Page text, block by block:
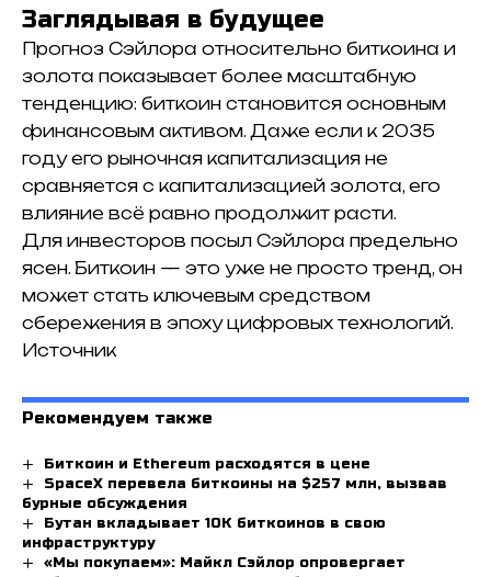
Заглядывая в будущее
Прогноз Сэйлора относительно биткоина и
золота показывает более масштабную
тенденцию: биткоин становится основным
финансовым активом. Даже если к 2035
году его рыночная капитализация не
сравняется с капитализацией золота, его
влияние всё равно продолжит расти.
Для инвесторов посыл Сэйлора предельно
ясен. Биткоин — это уже не просто тренд, он
может стать ключевым средством
сбережения в эпоху цифровых технологий.
Источник
Рекомендуем также
Биткоин и Ethereum расходятся в цене
SpaceX перевела биткоины на $257 млн, вызвав
бурные обсуждения
Бутан вкладывает 10К биткоинов в свою
инфраструктуру
«Мы покупаем»: Майкл Сэйлор опровергает